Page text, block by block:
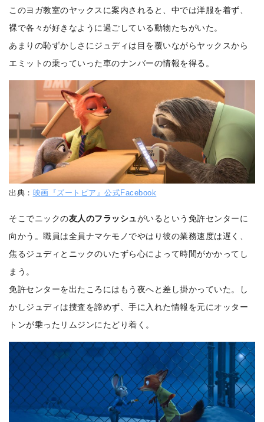
このヨガ教室のヤックスに案内されると、中では洋服を着ず、
裸で各々が好きなように過ごしている動物たちがいた。
あまりの恥ずかしさにジュディは目を覆いながらヤックスから
エミットの乗っていった車のナンバーの情報を得る。
出典： 映画『ズートピア』公式Facebook
そこでニックの友人のフラッシュがいるという免許センターに
向かう。職員は全員ナマケモノでやはり彼の業務速度は遅く、
焦るジュディとニックのいたずら心によって時間がかかってし
まう。
免許センターを出たころにはもう夜へと差し掛かっていた。し
かしジュディは捜査を諦めず、手に入れた情報を元にオッター
トンが乗ったリムジンにたどり着く。